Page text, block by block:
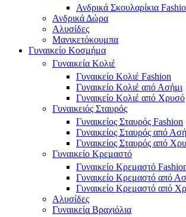
Ανδρικά Σκουλαρίκια
Ανδρικά Δώρα
Αλυσίδες
Μανικετόκουμπα
Γυναικείο Κοσμήμα
Γυναικεία Κολιέ
Γυναικείο Κολιέ Fashion
Γυναικείο Κολιέ από Ασήμι
Γυναικείο Κολιέ από Χρυσό
Γυναικειός Σταυρός
Γυναικείος Σταυρός Fashion
Γυναικείος Σταυρός από
Γυναικείος Σταυρός από
Γυναικείο Κρεμαστό
Γυναικείο Κρεμαστό
Γυναικείο Κρεμαστό από
Γυναικείο Κρεμαστό από
Αλυσίδες
Γυναικεία Βραχιόλια